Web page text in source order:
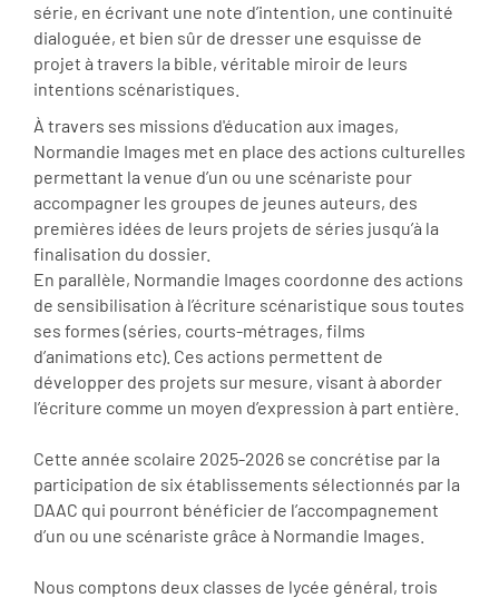
série, en écrivant une note d’intention, une continuité
dialoguée, et bien sûr de dresser une esquisse de
projet à travers la bible, véritable miroir de leurs
intentions scénaristiques.
À travers ses missions d'éducation aux images,
Normandie Images met en place des actions culturelles
permettant la venue d’un ou une scénariste pour
accompagner les groupes de jeunes auteurs, des
premières idées de leurs projets de séries jusqu’à la
finalisation du dossier.
En parallèle, Normandie Images coordonne des actions
de sensibilisation à l’écriture scénaristique sous toutes
ses formes (séries, courts-métrages, films
d’animations etc). Ces actions permettent de
développer des projets sur mesure, visant à aborder
l’écriture comme un moyen d’expression à part entière.
Cette année scolaire 2025-2026 se concrétise par la
participation de six établissements sélectionnés par la
DAAC qui pourront bénéficier de l’accompagnement
d’un ou une scénariste grâce à Normandie Images.
Nous comptons deux classes de lycée général, trois